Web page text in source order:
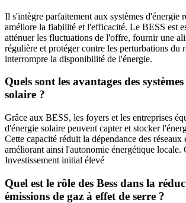
Il s'intègre parfaitement aux systèmes d'énergie
améliore la fiabilité et l'efficacité. Le BESS est
atténuer les fluctuations de l'offre, fournir une
régulière et protéger contre les perturbations du
interrompre la disponibilité de l'énergie.
Quels sont les avantages des
solaire ?
Grâce aux BESS, les foyers et les entreprises
d'énergie solaire peuvent capter et stocker
Cette capacité réduit la dépendance des réseaux
améliorant ainsi l'autonomie énergétique locale.
Investissement initial élevé
Quel est le rôle des Bess dans la
émissions de gaz à effet de serre ?